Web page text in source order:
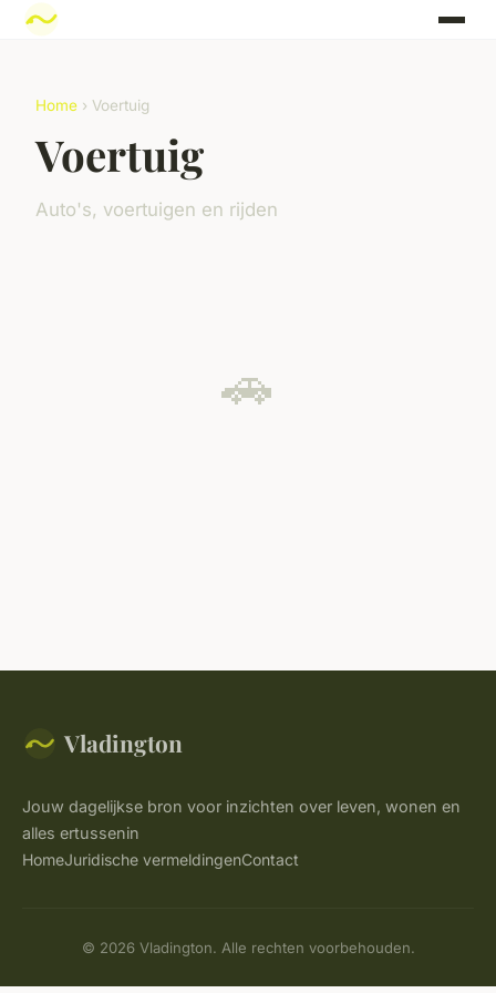
Home › Voertuig
Voertuig
Auto's, voertuigen en rijden
🚗
Vladington
Jouw dagelijkse bron voor inzichten over leven, wonen en
alles ertussenin
HomeJuridische vermeldingenContact
© 2026 Vladington. Alle rechten voorbehouden.